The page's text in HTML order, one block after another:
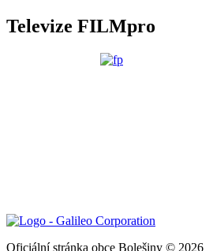
Televize FILMpro
Oficiální stránka obce Bolešiny © 2026